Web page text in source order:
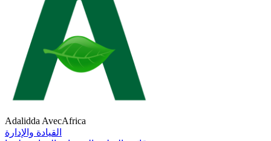
Adalidda AvecAfrica
القيادة والإدارة